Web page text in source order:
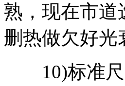
熟，现在市道
删热做欠好光
10)标准尺